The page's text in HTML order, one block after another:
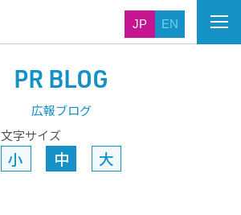
JP EN
PR BLOG
広報ブログ
文字サイズ
小 中 大